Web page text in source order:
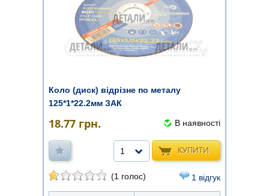
Коло (диск) відрізне по металу
125*1*22.2мм ЗАК
18.77 грн. В наявності
КУПИТИ
1
(1 голос) 1 відгук